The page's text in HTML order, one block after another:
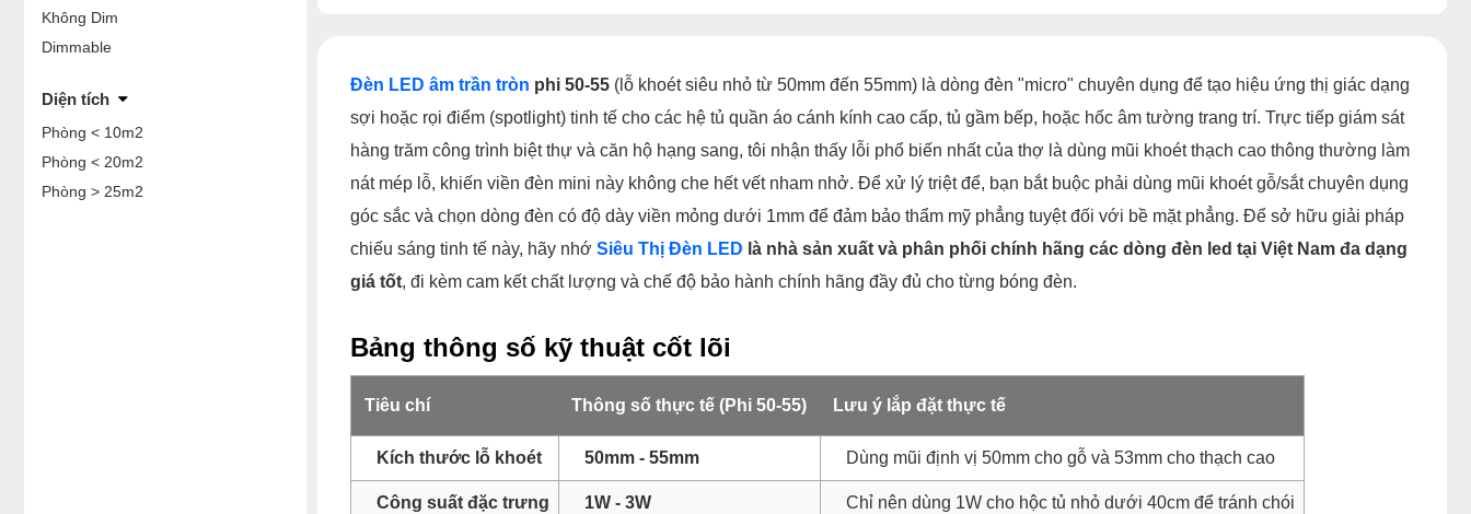
Không Dim
Dimmable
Diện tích
Phòng < 10m2
Phòng < 20m2
Phòng > 25m2
Đèn LED âm trần tròn phi 50-55 (lỗ khoét siêu nhỏ từ 50mm đến 55mm) là dòng đèn "micro" chuyên dụng để tạo hiệu ứng thị giác dạng
sợi hoặc rọi điểm (spotlight) tinh tế cho các hệ tủ quần áo cánh kính cao cấp, tủ gầm bếp, hoặc hốc âm tường trang trí. Trực tiếp giám sát
hàng trăm công trình biệt thự và căn hộ hạng sang, tôi nhận thấy lỗi phổ biến nhất của thợ là dùng mũi khoét thạch cao thông thường làm
nát mép lỗ, khiến viền đèn mini này không che hết vết nham nhở. Để xử lý triệt để, bạn bắt buộc phải dùng mũi khoét gỗ/sắt chuyên dụng
góc sắc và chọn dòng đèn có độ dày viền mỏng dưới 1mm để đảm bảo thẩm mỹ phẳng tuyệt đối với bề mặt phẳng. Để sở hữu giải pháp
chiếu sáng tinh tế này, hãy nhớ Siêu Thị Đèn LED là nhà sản xuất và phân phối chính hãng các dòng đèn led tại Việt Nam đa dạng
giá tốt, đi kèm cam kết chất lượng và chế độ bảo hành chính hãng đầy đủ cho từng bóng đèn.
Bảng thông số kỹ thuật cốt lõi
Tiêu chí Thông số thực tế (Phi 50-55) Lưu ý lắp đặt thực tế
Kích thước lỗ khoét 50mm - 55mm Dùng mũi định vị 50mm cho gỗ và 53mm cho thạch cao
Công suất đặc trưng 1W - 3W Chỉ nên dùng 1W cho hộc tủ nhỏ dưới 40cm để tránh chói